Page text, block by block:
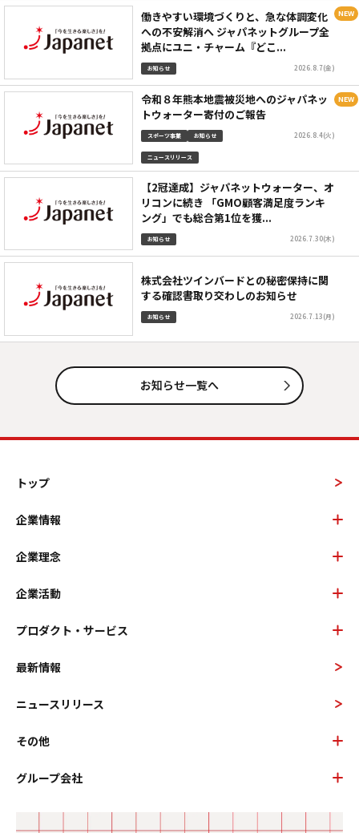
働きやすい環境づくりと、急な体調変化
への不安解消へ ジャパネットグループ全
拠点にユニ・チャーム『どこ...
お知らせ 2026.8.7(金)
令和８年熊本地震被災地へのジャパネッ
トウォーター寄付のご報告
スポーツ事業 お知らせ
ニュースリリース
2026.8.4(火)
【2冠達成】ジャパネットウォーター、オ
リコンに続き 「GMO顧客満足度ランキ
ング」でも総合第1位を獲...
お知らせ 2026.7.30(木)
株式会社ツインバードとの秘密保持に関
する確認書取り交わしのお知らせ
お知らせ 2026.7.13(月)
お知らせ一覧へ
トップ
企業情報
企業理念
企業活動
プロダクト・サービス
最新情報
ニュースリリース
その他
グループ会社